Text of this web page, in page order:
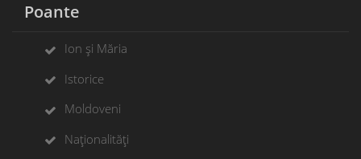
Poante
Ion și Măria
Istorice
Moldoveni
Naționalități